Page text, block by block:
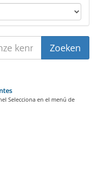
Selecciona en el menú de